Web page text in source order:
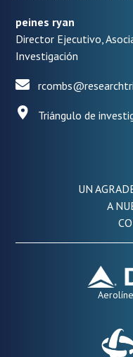
peines ryan
Director Ejecutivo,
Investigación
Triángulo de
UN
A